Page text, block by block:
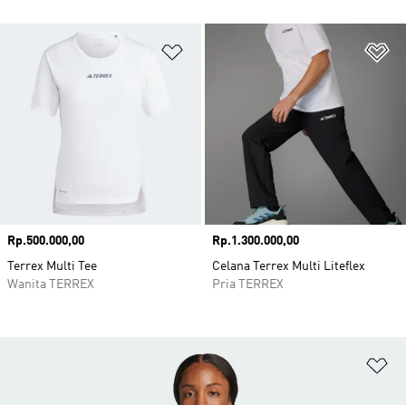
Tambahkan ke Wishlist
Harga
Rp.500.000,00
Terrex Multi Tee
Wanita TERREX
Harga
Rp.1.300.000,00
Celana Terrex Multi Liteflex
Pria TERREX